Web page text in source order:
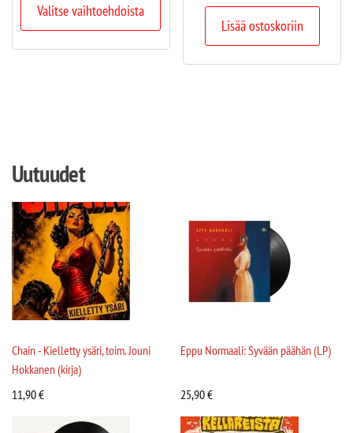
Valitse vaihtoehdoista
Lisää ostoskoriin
Uutuudet
Chain - Kielletty ysäri, toim. Jouni
Hokkanen (kirja)
11,90€
Eppu Normaali: Syvään päähän (LP)
25,90€